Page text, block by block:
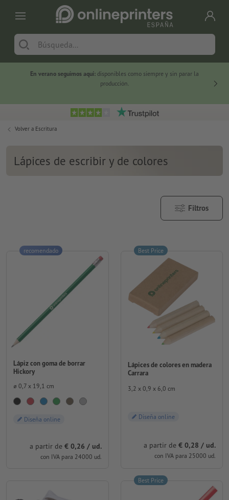
En verano seguimos aquí: disponibles como siempre y sin parar la
producción.
Volver a Escritura
Lápices de escribir y de colores
Filtros
Lápiz con goma de borrar
Hickory
⌀ 0,7 x 19,1 cm
Diseña online
a partir de € 0,26 / ud.
con IVA para 24000 ud.
recomendado
Lápices de colores en madera
Carrara
3,2 x 0,9 x 6,0 cm
Diseña online
a partir de € 0,28 / ud.
con IVA para 25000 ud.
Best Price
Best Price